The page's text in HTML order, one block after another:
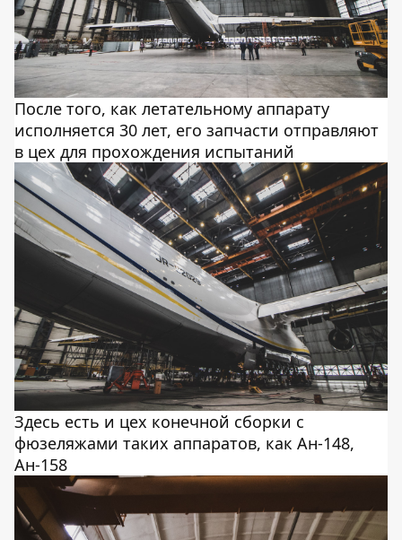
После того, как летательному аппарату
исполняется 30 лет, его запчасти отправляют
в цех для прохождения испытаний
Здесь есть и цех конечной сборки с
фюзеляжами таких аппаратов, как Ан-148,
Ан-158